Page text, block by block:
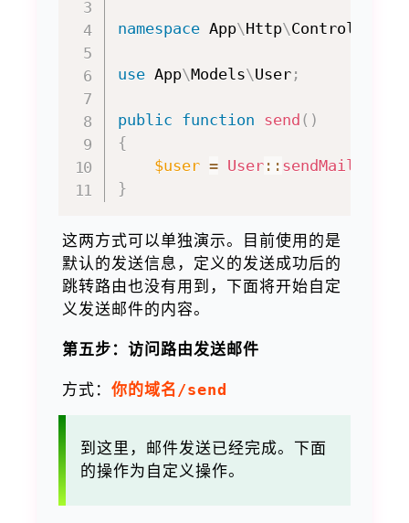
namespace App\Http\Controllers
use App\Models\User;
public function send ( )
{
$user = User:: sendMail
}
这两方式可以单独演示。目前使用的是
默认的发送信息，定义的发送成功后的
跳转路由也没有用到，下面将开始自定
义发送邮件的内容。
第五步：访问路由发送邮件
方式： 你的域名/send
到这里，邮件发送已经完成。下面
的操作为自定义操作。